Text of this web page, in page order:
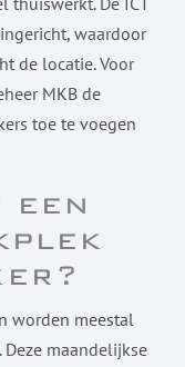
waardoor
de locatie. Voor
MKB de
toe te voegen
worden meestal
maandelijkse